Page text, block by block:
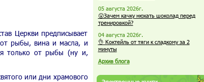
Церкви предписывает
рыбы, вина и масла, и
только от рыбы (ну и,
или дни храмового
05 августа 2026г.
😮Зачем качку нюхать шоколад перед
тренировкой?
04 августа 2026г.
👌 Коктейль от тяги к сладкому за 2
минуты
Архив блога